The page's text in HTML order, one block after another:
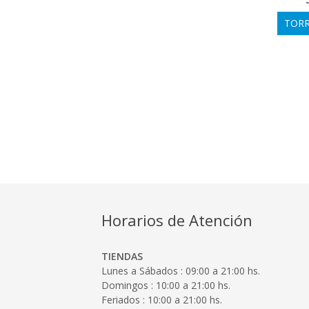
Horarios de Atención
TIENDAS
Lunes a Sábados : 09:00 a 21:00 hs.
Domingos : 10:00 a 21:00 hs.
Feriados : 10:00 a 21:00 hs.